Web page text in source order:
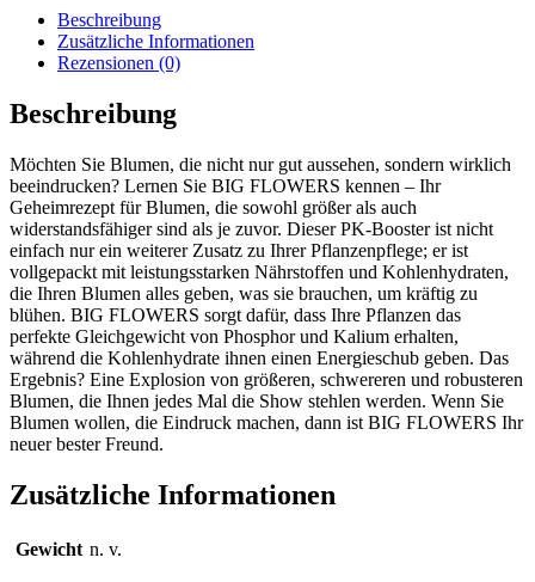
Beschreibung
Zusätzliche Informationen
Rezensionen (0)
Beschreibung
Möchten Sie Blumen, die nicht nur gut aussehen, sondern wirklich
beeindrucken? Lernen Sie BIG FLOWERS kennen – Ihr
Geheimrezept für Blumen, die sowohl größer als auch
widerstandsfähiger sind als je zuvor. Dieser PK-Booster ist nicht
einfach nur ein weiterer Zusatz zu Ihrer Pflanzenpflege; er ist
vollgepackt mit leistungsstarken Nährstoffen und Kohlenhydraten,
die Ihren Blumen alles geben, was sie brauchen, um kräftig zu
blühen. BIG FLOWERS sorgt dafür, dass Ihre Pflanzen das
perfekte Gleichgewicht von Phosphor und Kalium erhalten,
während die Kohlenhydrate ihnen einen Energieschub geben. Das
Ergebnis? Eine Explosion von größeren, schwereren und robusteren
Blumen, die Ihnen jedes Mal die Show stehlen werden. Wenn Sie
Blumen wollen, die Eindruck machen, dann ist BIG FLOWERS Ihr
neuer bester Freund.
Zusätzliche Informationen
Gewicht n. v.